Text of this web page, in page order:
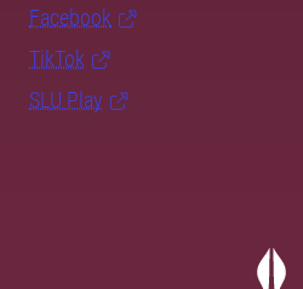
Facebook
TikTok
SLU Play